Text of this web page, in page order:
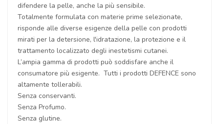
difendere la pelle, anche la più sensibile.
Totalmente formulata con materie prime selezionate,
risponde alle diverse esigenze della pelle con prodotti
mirati per la detersione, l'idratazione, la protezione e il
trattamento localizzato degli inestetismi cutanei.
L’ampia gamma di prodotti può soddisfare anche il
consumatore più esigente. Tutti i prodotti DEFENCE sono
altamente tollerabili.
Senza conservanti.
Senza Profumo.
Senza glutine.